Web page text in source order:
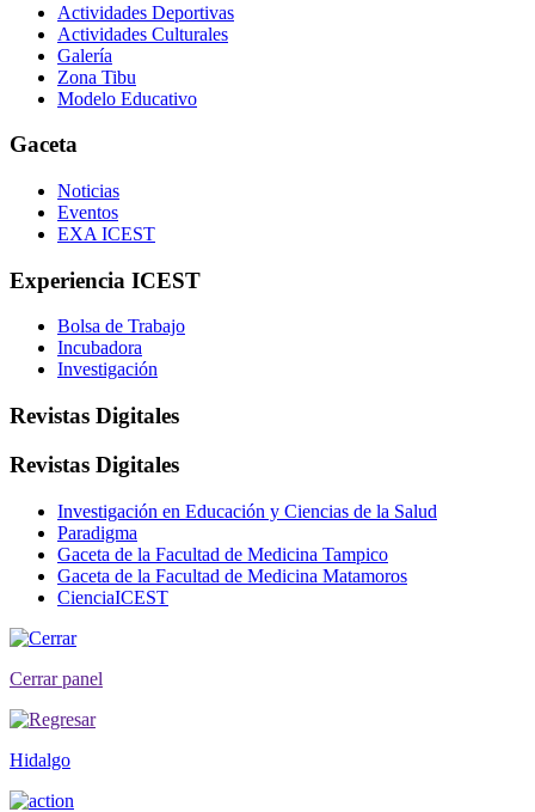
Actividades Deportivas
Actividades Culturales
Galería
Zona Tibu
Modelo Educativo
Gaceta
Noticias
Eventos
EXA ICEST
Experiencia ICEST
Bolsa de Trabajo
Incubadora
Investigación
Revistas Digitales
Revistas Digitales
Investigación en Educación y Ciencias de la Salud
Paradigma
Gaceta de la Facultad de Medicina Tampico
Gaceta de la Facultad de Medicina Matamoros
CienciaICEST
Cerrar panel
Hidalgo